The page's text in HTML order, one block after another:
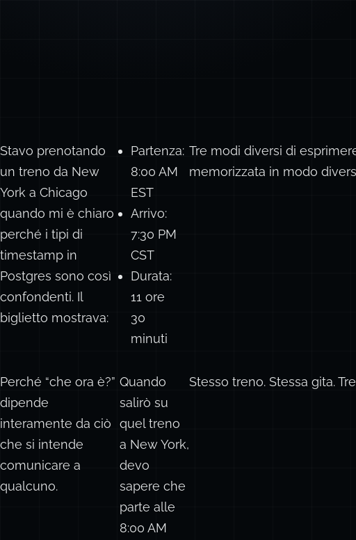
Stavo prenotando
un treno da New
York a Chicago
quando mi è chiaro
perché i tipi di
timestamp in
Postgres sono così
confondenti. Il
biglietto mostrava:
Partenza:
8:00 AM
EST
Arrivo:
7:30 PM
CST
Durata:
11 ore
30
minuti
Tre modi diversi di
memorizzata in modo
Perché “che ora è?”
dipende
interamente da ciò
che si intende
comunicare a
qualcuno.
Quando
salirò su
quel treno
a New York,
devo
sapere che
parte alle
8:00 AM
Stesso treno. Stessa gita.